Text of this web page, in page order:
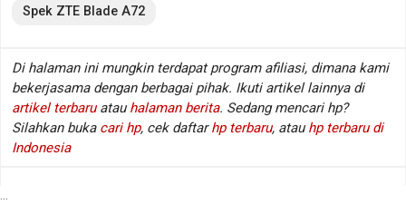
Jaringan:GSM / HSDPA / LTE
Layar:6.75 inch, 1080 x 2400 px
Sistem operasi
:
Android v11
Spek ZTE Blade A72
Di halaman ini mungkin terdapat program afiliasi, dimana kami
bekerjasama dengan berbagai pihak. Ikuti artikel lainnya di
artikel terbaru atau halaman berita. Sedang mencari hp?
Silahkan buka cari hp, cek daftar hp terbaru, atau hp terbaru di
Indonesia
...